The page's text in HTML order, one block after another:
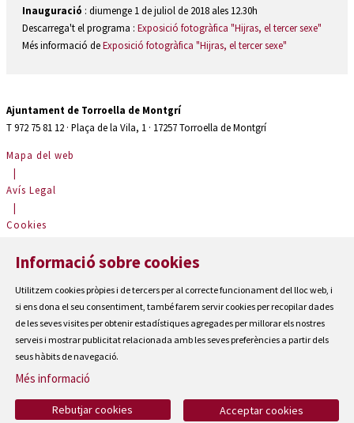
Inauguració : diumenge 1 de juliol de 2018 ales 12.30h
Descarrega't el programa : Exposició fotogràfica "Hijras, el tercer sexe"
Més informació deExposició fotogràfica "Hijras, el tercer sexe"
Ajuntament de Torroella de Montgrí
T 972 75 81 12 · Plaça de la Vila, 1 · 17257 Torroella de Montgrí
Mapa del web
|
Avís Legal
|
Cookies
Contactar
Accessibilitat
Informació sobre cookies
Utilitzem cookies pròpies i de tercers per al correcte funcionament del lloc web, i
si ens dona el seu consentiment, també farem servir cookies per recopilar dades
de les seves visites per obtenir estadístiques agregades per millorar els nostres
serveis i mostrar publicitat relacionada amb les seves preferències a partir dels
seus hàbits de navegació.
Més informació
Acceptar cookies
Rebutjar cookies